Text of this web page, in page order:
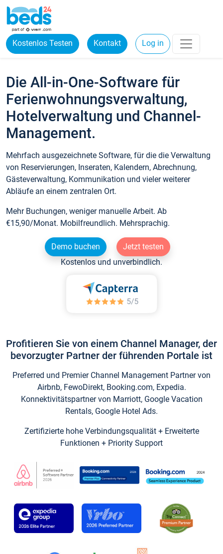
Kostenlos Testen Kontakt Log in
Die All-in-One-Software für
Ferienwohnungsverwaltung,
Hotelverwaltung und Channel-
Management.
Mehrfach ausgezeichnete Software, für die die Verwaltung
von Reservierungen, Inseraten, Kalendern, Abrechnung,
Gästeverwaltung, Kommunikation und vieler weiterer
Abläufe an einem zentralen Ort.
Mehr Buchungen, weniger manuelle Arbeit. Ab
€15,90/Monat. Mobilfreundlich. Mehrsprachig.
Demo buchen
Jetzt testen
Kostenlos und unverbindlich.
Profitieren Sie von einem Channel Manager, der
bevorzugter Partner der führenden Portale ist
Preferred und Premier Channel Management Partner von
Airbnb, FewoDirekt, Booking.com, Expedia.
Konnektivitätspartner von Marriott, Google Vacation
Rentals, Google Hotel Ads.
Zertifizierte hohe Verbindungsqualität + Erweiterte
Funktionen + Priority Support